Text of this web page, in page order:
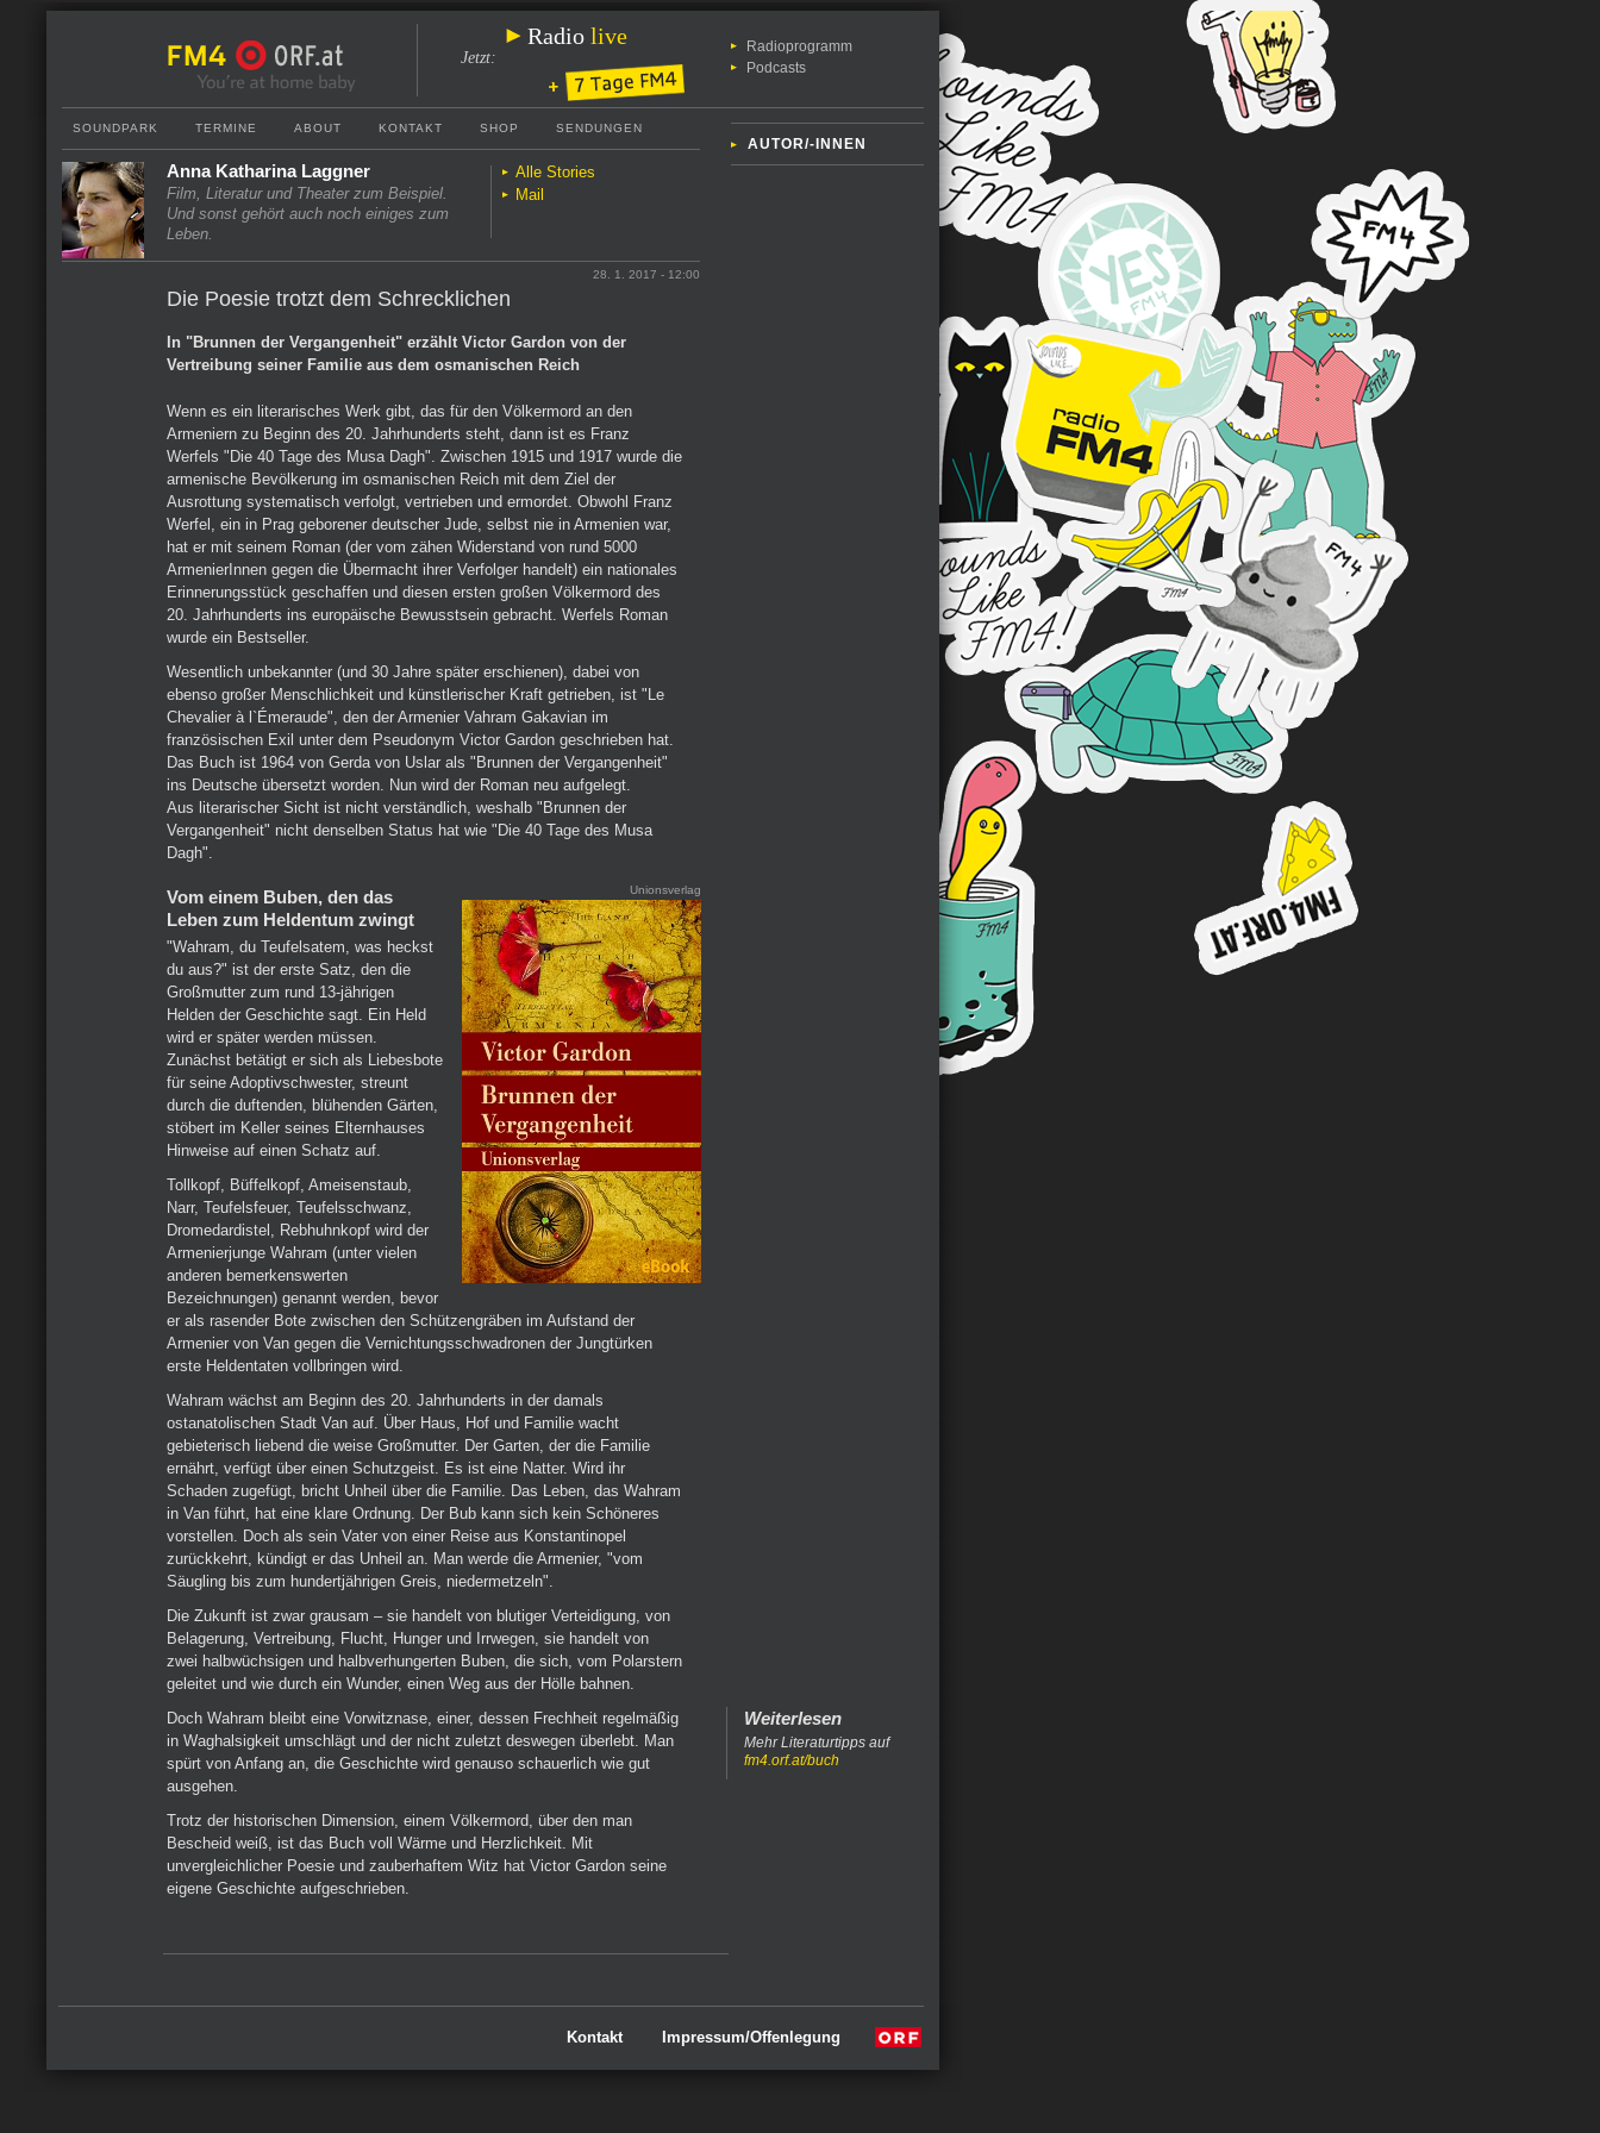
Radio live
Jetzt:
Radioprogramm
Podcasts
AUTOR/-INNEN
SOUNDPARK TERMINE ABOUT KONTAKT SHOP SENDUNGEN
Anna Katharina Laggner
Film, Literatur und Theater zum Beispiel.
Und sonst gehört auch noch einiges zum
Leben.
Alle Stories
Mail
28. 1. 2017 - 12:00
Die Poesie trotzt dem Schrecklichen
In "Brunnen der Vergangenheit" erzählt Victor Gardon von der
Vertreibung seiner Familie aus dem osmanischen Reich
Wenn es ein literarisches Werk gibt, das für den Völkermord an den
Armeniern zu Beginn des 20. Jahrhunderts steht, dann ist es Franz
Werfels "Die 40 Tage des Musa Dagh". Zwischen 1915 und 1917 wurde die
armenische Bevölkerung im osmanischen Reich mit dem Ziel der
Ausrottung systematisch verfolgt, vertrieben und ermordet. Obwohl Franz
Werfel, ein in Prag geborener deutscher Jude, selbst nie in Armenien war,
hat er mit seinem Roman (der vom zähen Widerstand von rund 5000
ArmenierInnen gegen die Übermacht ihrer Verfolger handelt) ein nationales
Erinnerungsstück geschaffen und diesen ersten großen Völkermord des
20. Jahrhunderts ins europäische Bewusstsein gebracht. Werfels Roman
wurde ein Bestseller.
Wesentlich unbekannter (und 30 Jahre später erschienen), dabei von
ebenso großer Menschlichkeit und künstlerischer Kraft getrieben, ist "Le
Chevalier à l`Émeraude", den der Armenier Vahram Gakavian im
französischen Exil unter dem Pseudonym Victor Gardon geschrieben hat.
Das Buch ist 1964 von Gerda von Uslar als "Brunnen der Vergangenheit"
ins Deutsche übersetzt worden. Nun wird der Roman neu aufgelegt.
Aus literarischer Sicht ist nicht verständlich, weshalb "Brunnen der
Vergangenheit" nicht denselben Status hat wie "Die 40 Tage des Musa
Dagh".
Unionsverlag
Vom einem Buben, den das
Leben zum Heldentum zwingt
"Wahram, du Teufelsatem, was heckst
du aus?" ist der erste Satz, den die
Großmutter zum rund 13-jährigen
Helden der Geschichte sagt. Ein Held
wird er später werden müssen.
Zunächst betätigt er sich als Liebesbote
für seine Adoptivschwester, streunt
durch die duftenden, blühenden Gärten,
stöbert im Keller seines Elternhauses
Hinweise auf einen Schatz auf.
Tollkopf, Büffelkopf, Ameisenstaub,
Narr, Teufelsfeuer, Teufelsschwanz,
Dromedardistel, Rebhuhnkopf wird der
Armenierjunge Wahram (unter vielen
anderen bemerkenswerten
Bezeichnungen) genannt werden, bevor
er als rasender Bote zwischen den Schützengräben im Aufstand der
Armenier von Van gegen die Vernichtungsschwadronen der Jungtürken
erste Heldentaten vollbringen wird.
Wahram wächst am Beginn des 20. Jahrhunderts in der damals
ostanatolischen Stadt Van auf. Über Haus, Hof und Familie wacht
gebieterisch liebend die weise Großmutter. Der Garten, der die Familie
ernährt, verfügt über einen Schutzgeist. Es ist eine Natter. Wird ihr
Schaden zugefügt, bricht Unheil über die Familie. Das Leben, das Wahram
in Van führt, hat eine klare Ordnung. Der Bub kann sich kein Schöneres
vorstellen. Doch als sein Vater von einer Reise aus Konstantinopel
zurückkehrt, kündigt er das Unheil an. Man werde die Armenier, "vom
Säugling bis zum hundertjährigen Greis, niedermetzeln".
Die Zukunft ist zwar grausam – sie handelt von blutiger Verteidigung, von
Belagerung, Vertreibung, Flucht, Hunger und Irrwegen, sie handelt von
zwei halbwüchsigen und halbverhungerten Buben, die sich, vom Polarstern
geleitet und wie durch ein Wunder, einen Weg aus der Hölle bahnen.
Weiterlesen
Mehr Literaturtipps auf
fm4.orf.at/buch
Doch Wahram bleibt eine Vorwitznase, einer, dessen Frechheit regelmäßig
in Waghalsigkeit umschlägt und der nicht zuletzt deswegen überlebt. Man
spürt von Anfang an, die Geschichte wird genauso schauerlich wie gut
ausgehen.
Trotz der historischen Dimension, einem Völkermord, über den man
Bescheid weiß, ist das Buch voll Wärme und Herzlichkeit. Mit
unvergleichlicher Poesie und zauberhaftem Witz hat Victor Gardon seine
eigene Geschichte aufgeschrieben.
Kontakt Impressum/Offenlegung